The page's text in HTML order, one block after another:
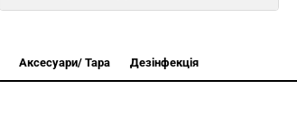
Аксесуари/ Тара Дезінфекція